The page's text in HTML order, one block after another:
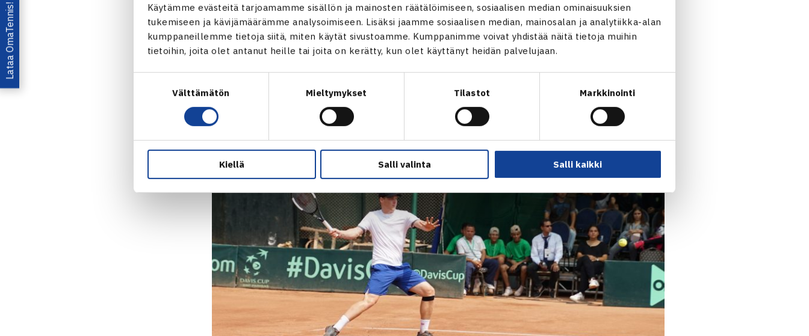
Käytämme evästeitä tarjoamamme sisällön ja mainosten räätälöimiseen, sosiaalisen median ominaisuuksien
tukemiseen ja kävijämäärämme analysoimiseen. Lisäksi jaamme sosiaalisen median, mainosalan ja analytiikka-alan
kumppaneillemme tietoja siitä, miten käytät sivustoamme. Kumppanimme voivat yhdistää näitä tietoja muihin
tietoihin, joita olet antanut heille tai joita on kerätty, kun olet käyttänyt heidän palvelujaan.
Välttämätön Mieltymykset Tilastot Markkinointi
Kiellä Salli valinta Salli kaikki
kirjattiinkin egyptiläiselle 6-2. Toinen erä oli jo paljon tiukempi, kun Heliövaara pääsi paremmin peliin
mukaan syöttönsä ja aggressiivisemman pelinsä kautta. Erän ratkaisuhetkellä Safwat löysi kuitenkin
jälleen uuden vaihteen, minkä myötä hän juhlikin voittoa lukemin 6-2, 6-4.
Lataa OmaTennis!